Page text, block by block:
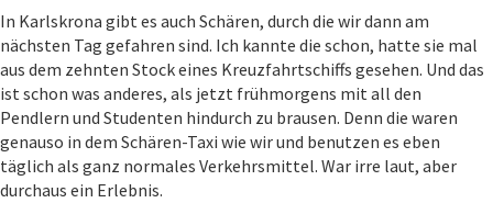
In Karlskrona gibt es auch Schären, durch die wir dann am
nächsten Tag gefahren sind. Ich kannte die schon, hatte sie mal
aus dem zehnten Stock eines Kreuzfahrtschiffs gesehen. Und das
ist schon was anderes, als jetzt frühmorgens mit all den
Pendlern und Studenten hindurch zu brausen. Denn die waren
genauso in dem Schären-Taxi wie wir und benutzen es eben
täglich als ganz normales Verkehrsmittel. War irre laut, aber
durchaus ein Erlebnis.